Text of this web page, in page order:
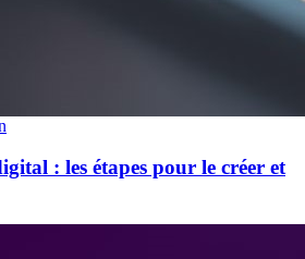
: les étapes pour le créer et